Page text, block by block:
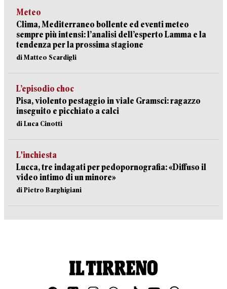
Meteo
Clima, Mediterraneo bollente ed eventi meteo
sempre più intensi: l’analisi dell’esperto Lamma e la
tendenza per la prossima stagione
di Matteo Scardigli
L’episodio choc
Pisa, violento pestaggio in viale Gramsci: ragazzo
inseguito e picchiato a calci
di Luca Cinotti
L'inchiesta
Lucca, tre indagati per pedopornografia: «Diffuso il
video intimo di un minore»
di Pietro Barghigiani